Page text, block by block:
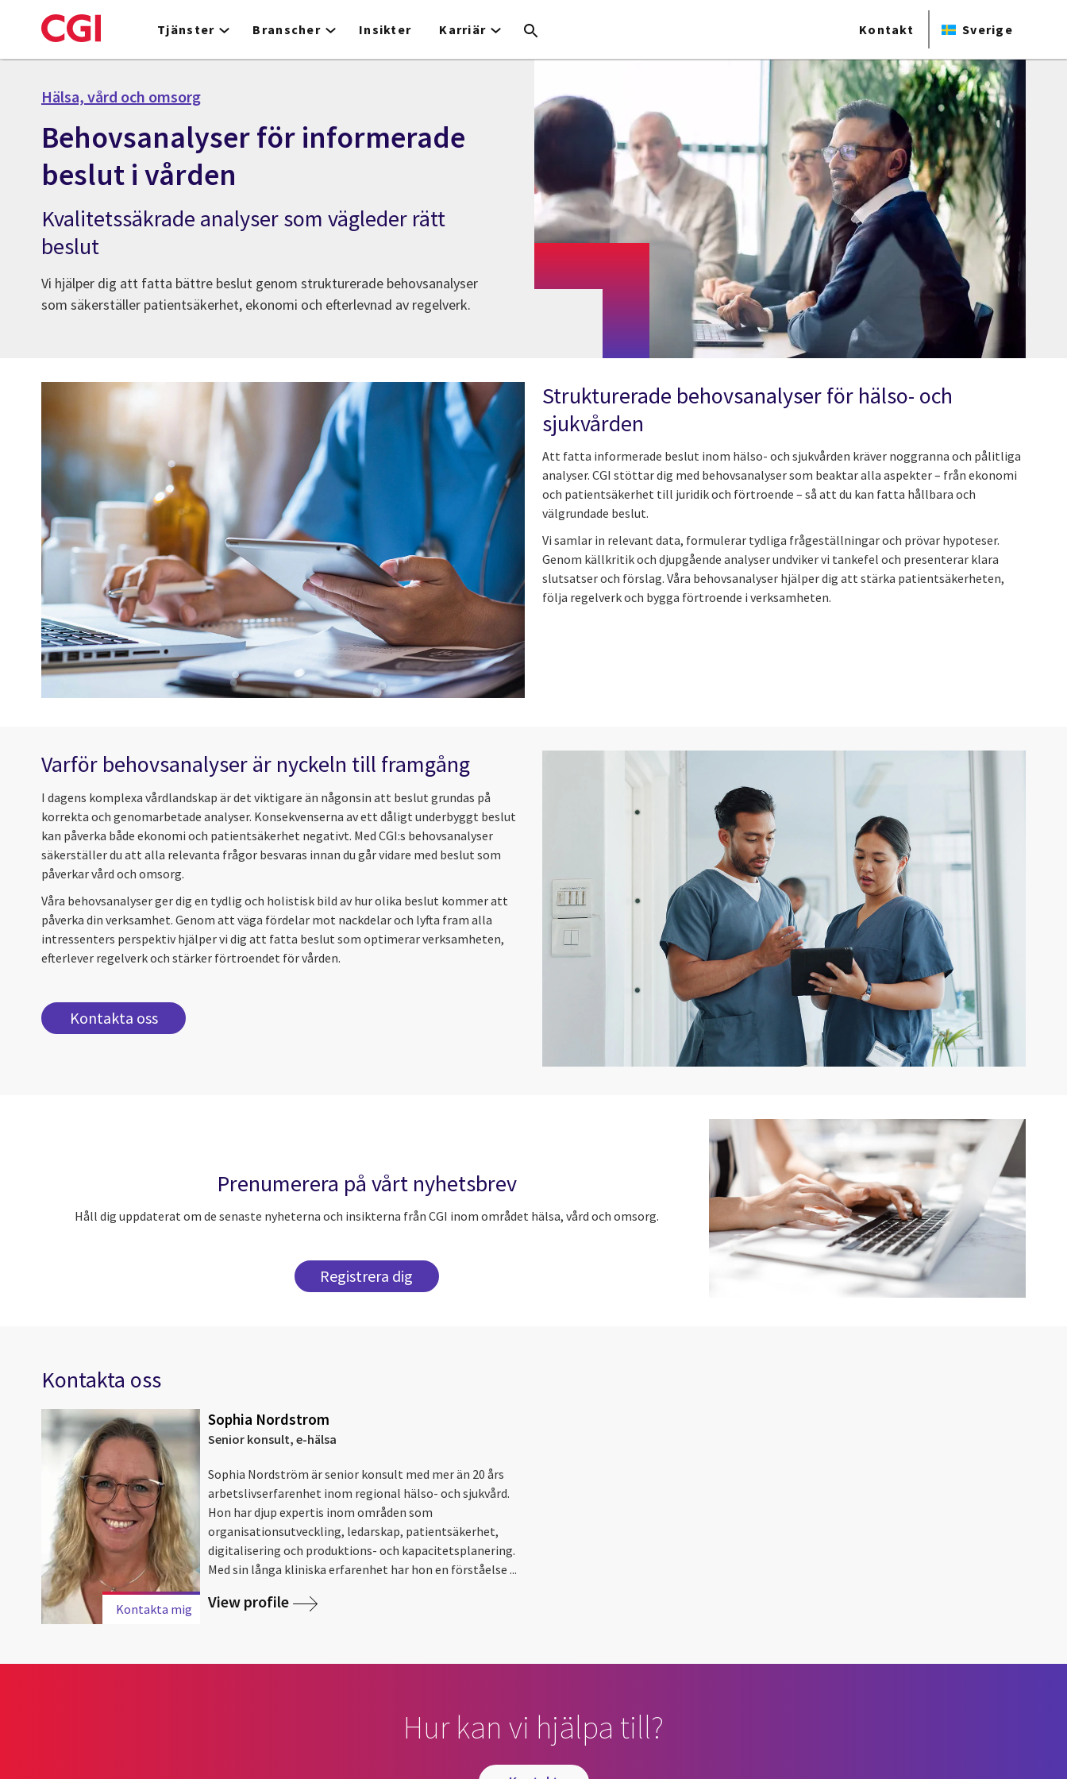
to
Tjänster Branscher Insikter Karriär Kontakt Sverige
Hälsa, vård och omsorg
Behovsanalyser för informerade
beslut i vården
Kvalitetssäkrade analyser som vägleder rätt
beslut
Vi hjälper dig att fatta bättre beslut genom strukturerade behovsanalyser
som säkerställer patientsäkerhet, ekonomi och efterlevnad av regelverk.
Strukturerade behovsanalyser för hälso- och
sjukvården
Att fatta informerade beslut inom hälso- och sjukvården kräver noggranna och pålitliga
analyser. CGI stöttar dig med behovsanalyser som beaktar alla aspekter – från ekonomi
och patientsäkerhet till juridik och förtroende – så att du kan fatta hållbara och
välgrundade beslut.
Vi samlar in relevant data, formulerar tydliga frågeställningar och prövar hypoteser.
Genom källkritik och djupgående analyser undviker vi tankefel och presenterar klara
slutsatser och förslag. Våra behovsanalyser hjälper dig att stärka patientsäkerheten,
följa regelverk och bygga förtroende i verksamheten.
Varför behovsanalyser är nyckeln till framgång
I dagens komplexa vårdlandskap är det viktigare än någonsin att beslut grundas på
korrekta och genomarbetade analyser. Konsekvenserna av ett dåligt underbyggt beslut
kan påverka både ekonomi och patientsäkerhet negativt. Med CGI:s behovsanalyser
säkerställer du att alla relevanta frågor besvaras innan du går vidare med beslut som
påverkar vård och omsorg.
Våra behovsanalyser ger dig en tydlig och holistisk bild av hur olika beslut kommer att
påverka din verksamhet. Genom att väga fördelar mot nackdelar och lyfta fram alla
intressenters perspektiv hjälper vi dig att fatta beslut som optimerar verksamheten,
efterlever regelverk och stärker förtroendet för vården.
Kontakta oss
Prenumerera på vårt nyhetsbrev
Håll dig uppdaterat om de senaste nyheterna och insikterna från CGI inom området hälsa, vård och omsorg.
Registrera dig
Kontakta oss
Kontakta mig
Sophia Nordstrom
Senior konsult, e-hälsa
Sophia Nordström är senior konsult med mer än 20 års
arbetslivserfarenhet inom regional hälso- och sjukvård.
Hon har djup expertis inom områden som
organisationsutveckling, ledarskap, patientsäkerhet,
digitalisering och produktions- och kapacitetsplanering.
Med sin långa kliniska erfarenhet har hon en förståelse ...
View profile
Hur kan vi hjälpa till?